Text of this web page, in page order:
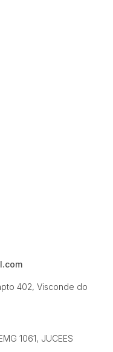
402, Visconde do
1061, JUCEES